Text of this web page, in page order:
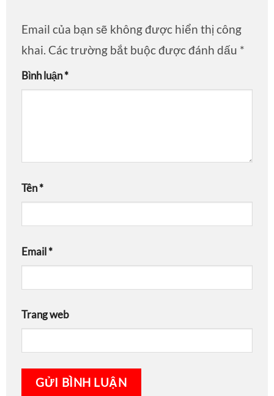
Email của bạn sẽ không được hiển thị công
khai. Các trường bắt buộc được đánh dấu *
Bình luận*
Tên*
Email*
Trang web